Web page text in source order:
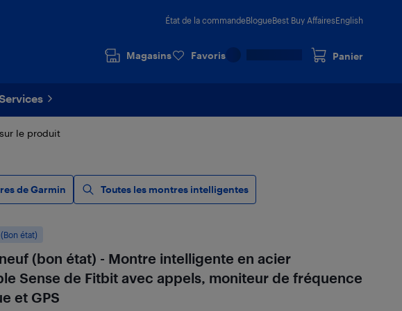
État de la commandeBlogueBest Buy AffairesEnglish
Magasins Favoris Panier
Services
le produit
de Garmin Toutes les montres intelligentes
état)
(bon état) - Montre intelligente en acier
Sense de Fitbit avec appels, moniteur de fréquence
et GPS